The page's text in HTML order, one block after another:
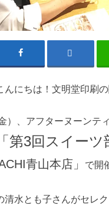
んにちは！文明堂印刷の
）、アフターヌーンテ
「第3回スイーツ
青山本店」 で開
清水とも子さんがセレ